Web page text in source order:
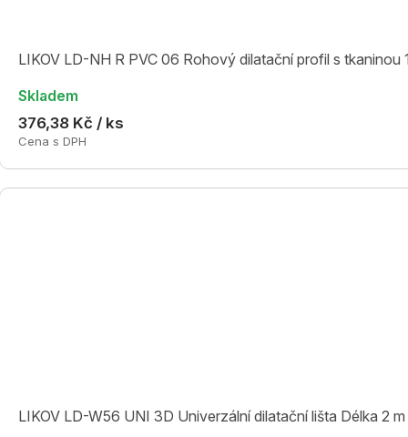
LIKOV LD-NH R PVC 06 Rohový dilatační profil s tkaninou
Skladem
376,38 Kč / ks
Cena s DPH
LIKOV LD-W56 UNI 3D Univerzální dilatační lišta Délka 2 m